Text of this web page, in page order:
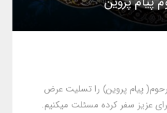
پیام پروین) را تسلیت عرض
عزیز سفر کرده مسئلت میکنیم.